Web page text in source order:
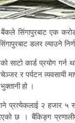
बैंकले सिंगापुरबाट एक
डलर ल्याउने
साटो कार्ड प्रयोग
र पर्यटन
हो ।
प्रत्येकलाई २ हजार
छ । बैंकिङ्ग